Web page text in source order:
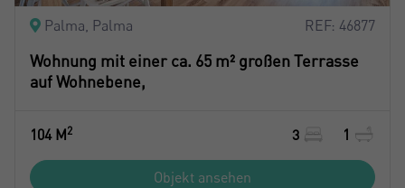
Palma, Palma REF: 46877
Wohnung mit einer ca. 65 m² großen Terrasse
auf Wohnebene,
104 M2 3 1
Objekt ansehen